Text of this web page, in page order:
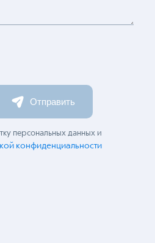
Отправить
персональных данных и
конфиденциальности